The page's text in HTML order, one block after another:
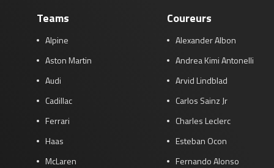
Teams
Alpine
Aston Martin
Audi
Cadillac
Ferrari
Haas
McLaren
Coureurs
Alexander Albon
Andrea Kimi Antonelli
Arvid Lindblad
Carlos Sainz Jr
Charles Leclerc
Esteban Ocon
Fernando Alonso